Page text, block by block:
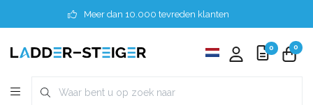
Meer dan 10.000 tevreden klanten
0 0